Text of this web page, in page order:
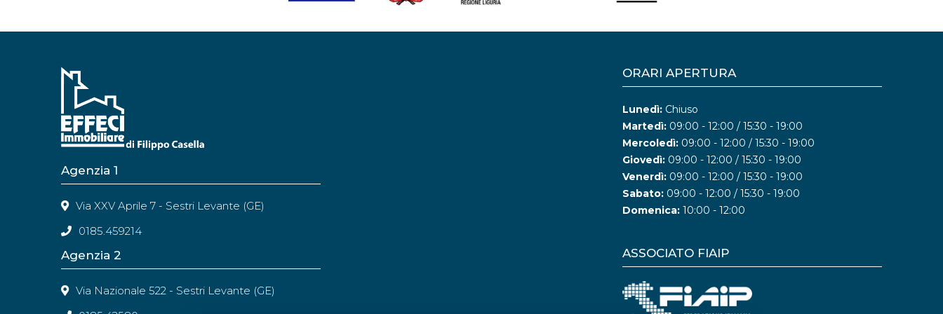
Agenzia 1
Via XXV Aprile 7 - Sestri Levante (GE)
0185.459214
Agenzia 2
Via Nazionale 522 - Sestri Levante (GE)
ORARI APERTURA
Lunedì: Chiuso
Martedì: 09:00 - 12:00 / 15:30 - 19:00
Mercoledì: 09:00 - 12:00 / 15:30 - 19:00
Giovedì: 09:00 - 12:00 / 15:30 - 19:00
Venerdì: 09:00 - 12:00 / 15:30 - 19:00
Sabato: 09:00 - 12:00 / 15:30 - 19:00
Domenica: 10:00 - 12:00
ASSOCIATO FIAIP